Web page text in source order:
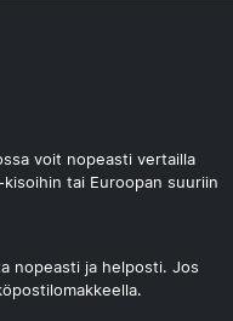
voit nopeasti vertailla
tai Euroopan suuriin
nopeasti ja helposti. Jos